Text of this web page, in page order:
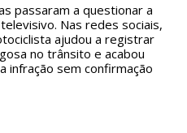
passaram a questionar a
Nas redes sociais,
ajudou a registrar
no trânsito e acabou
infração sem confirmação